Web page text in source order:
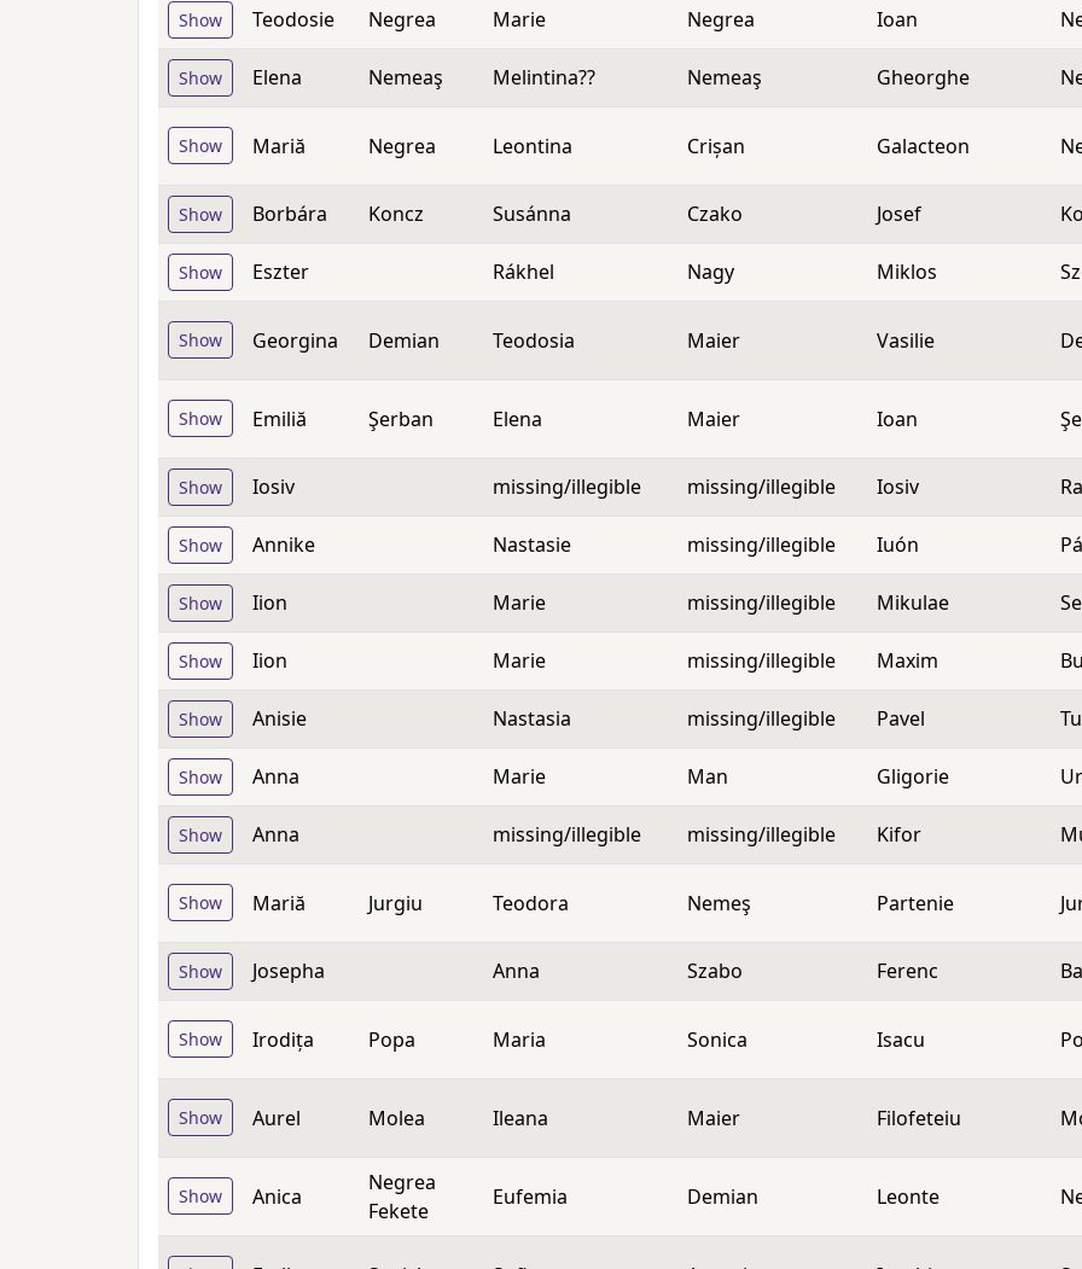
Show Teodosie Negrea Marie Negrea Ioan
Show Elena Nemeaş Melintina?? Nemeaş Gheorghe
Show Mariă Negrea Leontina Crișan Galacteon
Show Borbára Koncz Susánna Czako Josef
Show Eszter Rákhel Nagy Miklos
Show Georgina Demian Teodosia Maier Vasilie
Show Emiliă Şerban Elena Maier Ioan
Show Iosiv missing/illegible missing/illegible Iosiv
Show Annike Nastasie missing/illegible Iuón
Show Iion Marie missing/illegible Mikulae
Show Iion Marie missing/illegible Maxim
Show Anisie Nastasia missing/illegible Pavel
Show Anna Marie Man Gligorie
Show Anna missing/illegible missing/illegible Kifor
Show Mariă Jurgiu Teodora Nemeş Partenie
Show Josepha Anna Szabo Ferenc
Show Irodița Popa Maria Sonica Isacu
Show Aurel Molea Ileana Maier Filofeteiu
Show Anica
Negrea
Fekete
Eufemia Demian Leonte